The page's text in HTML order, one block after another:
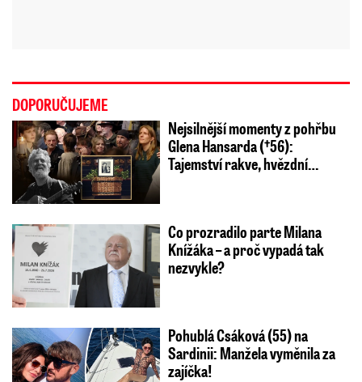
DOPORUČUJEME
Nejsilnější momenty z pohřbu
Glena Hansarda (†56):
Tajemství rakve, hvězdní…
Co prozradilo parte Milana
Knížáka – a proč vypadá tak
nezvykle?
Pohublá Csáková (55) na
Sardinii: Manžela vyměnila za
zajíčka!